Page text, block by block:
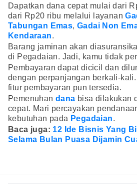
Dapatkan dana cepat mulai dari
dari Rp20 ribu melalui layanan
Tabungan Emas,Gadai Non
Kendaraan.
Barang jaminan akan
di Pegadaian. Jadi, kamu tidak
Pembayaran dapat dicicil dan
dengan perpanjangan berkali-
fitur pembayaran pun tersedia.
Pemenuhan dana bisa dilakukan
cepat. Mari percayakan
kebutuhan pada Pegadaian.
Baca juga: 12 Ide Bisnis Yang
Selama Bulan Puasa Dijamin